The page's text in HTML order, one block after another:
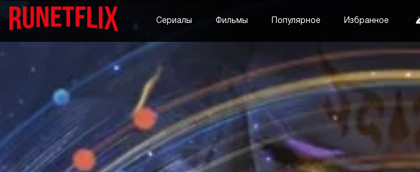
Сериалы Фильмы Популярное Избранное